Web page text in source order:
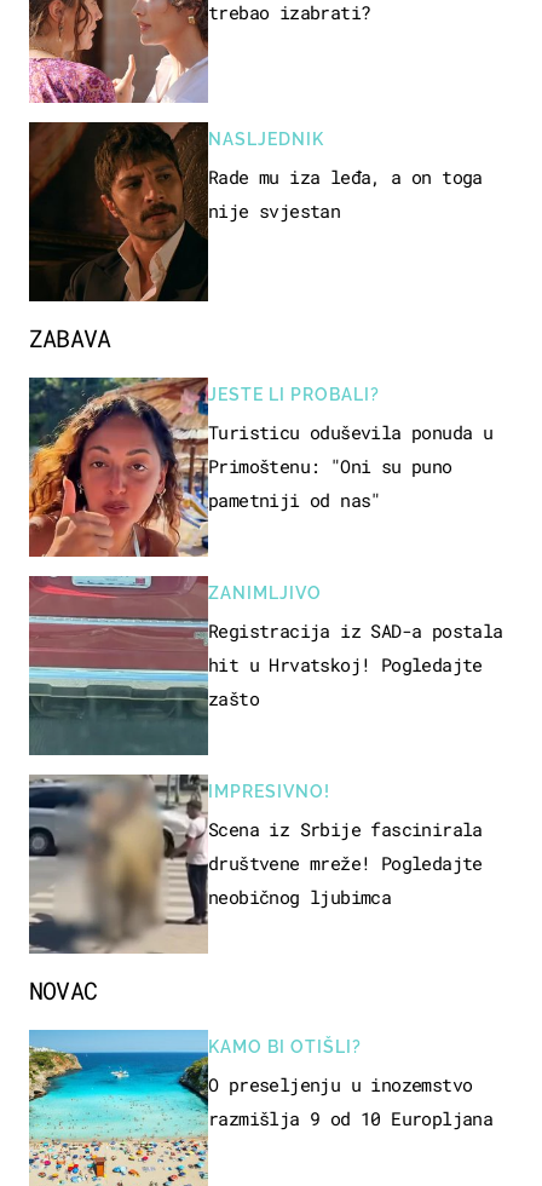
ZABAVA
JESTE LI PROBALI?
Turisticu oduševila ponuda u
Primoštenu: "Oni su puno
pametniji od nas"
ZANIMLJIVO
Registracija iz SAD-a postala
hit u Hrvatskoj! Pogledajte
zašto
IMPRESIVNO!
Scena iz Srbije fascinirala
društvene mreže! Pogledajte
neobičnog ljubimca
trebao izabrati?
NASLJEDNIK
Rade mu iza leđa, a on toga
nije svjestan
NOVAC
KAMO BI OTIŠLI?
O preseljenju u inozemstvo
razmišlja 9 od 10 Europljana